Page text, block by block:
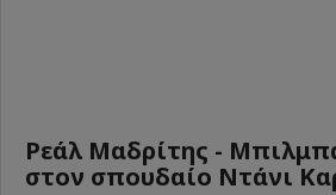
Ρεάλ Μαδρίτης -
στον σπουδαίο Ντάνι